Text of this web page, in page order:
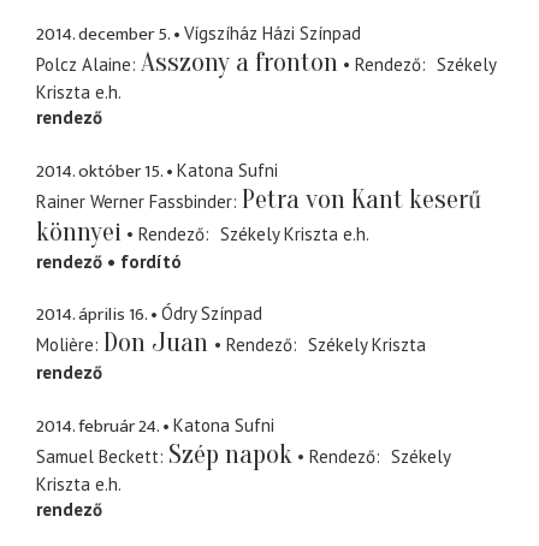
2014. december 5.
Vígszíház Házi Színpad
Polcz Alaine Asszony a fronton Rendező
Székely
Kriszta e.h.
rendező
2014. október 15.
Katona Sufni
Rainer Werner Fassbinder Petra von Kant keserű
könnyei
Rendező Székely Kriszta e.h.
rendező
fordító
2014. április 16.
Ódry Színpad
Molière Don Juan Rendező
Székely Kriszta
rendező
2014. február 24.
Katona Sufni
Samuel Beckett Szép napok Rendező
Székely
Kriszta e.h.
rendező